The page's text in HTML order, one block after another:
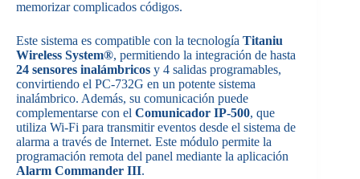
memorizar complicados códigos.
Este sistema es compatible con la tecnología Titaniu
Wireless System®, permitiendo la integración de hasta
24 sensores inalámbricos y 4 salidas programables,
convirtiendo el PC-732G en un potente sistema
inalámbrico. Además, su comunicación puede
complementarse con el Comunicador IP-500, que
utiliza Wi-Fi para transmitir eventos desde el sistema de
alarma a través de Internet. Este módulo permite la
programación remota del panel mediante la aplicación
Alarm Commander III.